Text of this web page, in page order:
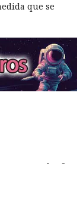
que se
resultó